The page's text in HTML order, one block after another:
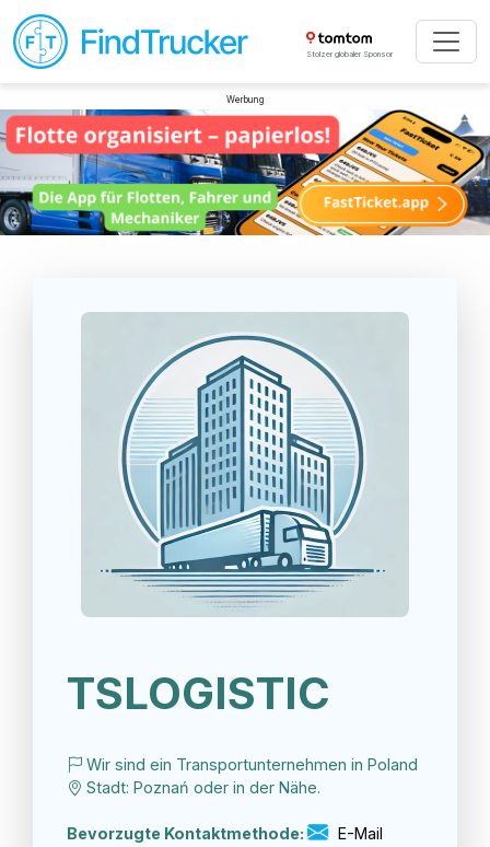
Stolzer globaler Sponsor
Werbung
TSLOGISTIC
Wir sind ein Transportunternehmen in Poland
Stadt: Poznań oder in der Nähe.
Bevorzugte Kontaktmethode: E-Mail